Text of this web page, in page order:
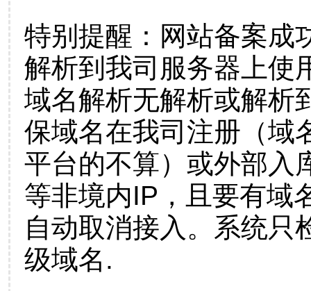
特别提醒：网站备案成
解析到我司服务器上使
域名解析无解析或解析
保域名在我司注册（域
平台的不算）或外部入
等非境内IP，且要有域
自动取消接入。系统只
级域名.